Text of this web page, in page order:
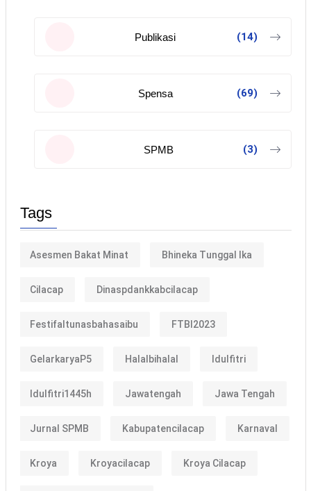
Publikasi (14)
Spensa (69)
SPMB (3)
Tags
Asesmen Bakat Minat Bhineka Tunggal Ika
Cilacap Dinaspdankkabcilacap
Festifaltunasbahasaibu FTBI2023
GelarkaryaP5 Halalbihalal Idulfitri
Idulfitri1445h Jawatengah Jawa Tengah
Jurnal SPMB Kabupatencilacap Karnaval
Kroya Kroyacilacap Kroya Cilacap